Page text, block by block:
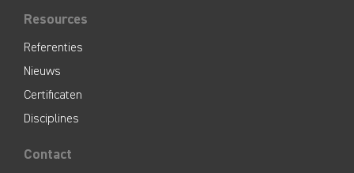
Resources
Referenties
Nieuws
Certificaten
Disciplines
Contact